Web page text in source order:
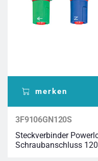
merken
3F9106GN120S
Steckverbinder
Schraubanschluss